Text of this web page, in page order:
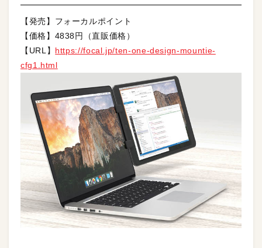
【発売】フォーカルポイント
【価格】4838円（直販価格）
【URL】 https://focal.jp/ten-one-design-mountie-
cfg1.html